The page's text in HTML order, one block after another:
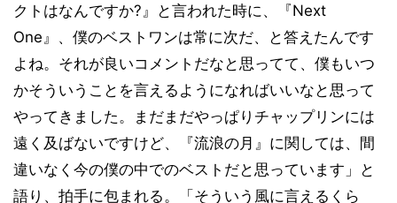
クトはなんですか?』と言われた時に、『Next
One』、僕のベストワンは常に次だ、と答えたんです
よね。それが良いコメントだなと思ってて、僕もいつ
かそういうことを言えるようになればいいなと思って
やってきました。まだまだやっぱりチャップリンには
遠く及ばないですけど、『流浪の月』に関しては、間
違いなく今の僕の中でのベストだと思っています」と
語り、拍手に包まれる。「そういう風に言えるくら